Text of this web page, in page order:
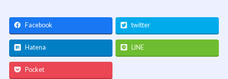
Facebook twitter
Hatena LINE
Pocket